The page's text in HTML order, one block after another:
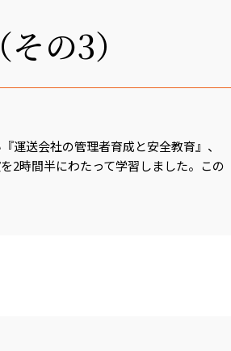
の3）
運送会社の管理者育成と安全教育』、
2時間半にわたって学習しました。この